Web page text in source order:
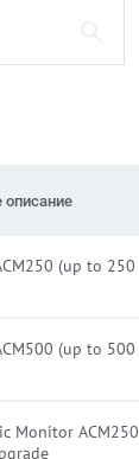
описание
(up to 250
(up to 500
Monitor ACM250